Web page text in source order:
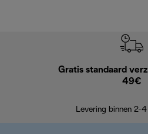
Gratis standaard
49€
Levering binnen 2-